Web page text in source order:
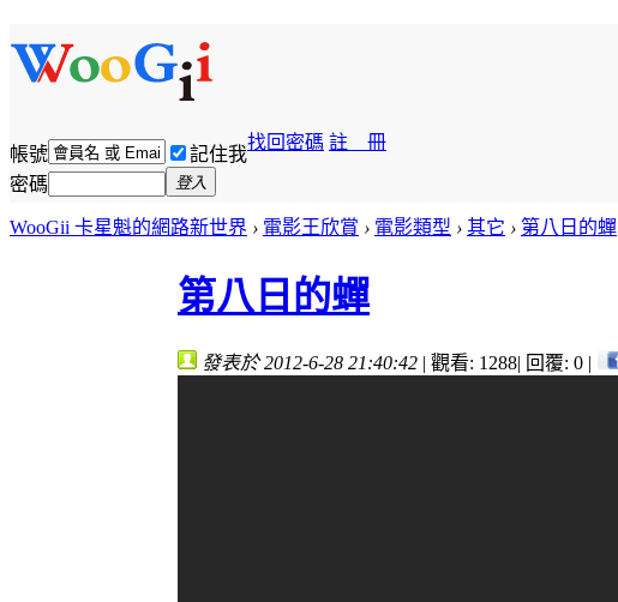
帳號 記住我
找回密碼 註 冊
密碼 登入
WooGii 卡星魁的網路新世界 › 電影王欣賞 › 電影類型 › 其它 › 第八日的蟬
第八日的蟬
發表於 2012-6-28 21:40:42 | 觀看: 1288| 回覆: 0 |